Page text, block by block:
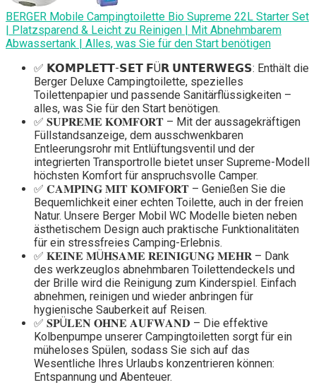
BERGER Mobile Campingtoilette Bio Supreme 22L Starter Set
| Platzsparend & Leicht zu Reinigen | Mit Abnehmbarem
Abwassertank | Alles, was Sie für den Start benötigen
✅ 𝗞𝗢𝗠𝗣𝗟𝗘𝗧𝗧-𝗦𝗘𝗧 𝗙Ü𝗥 𝗨𝗡𝗧𝗘𝗥𝗪𝗘𝗚𝗦: Enthält die
Berger Deluxe Campingtoilette, spezielles
Toilettenpapier und passende Sanitärflüssigkeiten –
alles, was Sie für den Start benötigen.
✅ 𝐒𝐔𝐏𝐑𝐄𝐌𝐄 𝐊𝐎𝐌𝐅𝐎𝐑𝐓 – Mit der aussagekräftigen
Füllstandsanzeige, dem ausschwenkbaren
Entleerungsrohr mit Entlüftungsventil und der
integrierten Transportrolle bietet unser Supreme-Modell
höchsten Komfort für anspruchsvolle Camper.
✅ 𝐂𝐀𝐌𝐏𝐈𝐍𝐆 𝐌𝐈𝐓 𝐊𝐎𝐌𝐅𝐎𝐑𝐓 – Genießen Sie die
Bequemlichkeit einer echten Toilette, auch in der freien
Natur. Unsere Berger Mobil WC Modelle bieten neben
ästhetischem Design auch praktische Funktionalitäten
für ein stressfreies Camping-Erlebnis.
✅ 𝐊𝐄𝐈𝐍𝐄 𝐌Ü𝐇𝐒𝐀𝐌𝐄 𝐑𝐄𝐈𝐍𝐈𝐆𝐔𝐍𝐆 𝐌𝐄𝐇𝐑 – Dank
des werkzeuglos abnehmbaren Toilettendeckels und
der Brille wird die Reinigung zum Kinderspiel. Einfach
abnehmen, reinigen und wieder anbringen für
hygienische Sauberkeit auf Reisen.
✅ 𝐒𝐏Ü𝐋𝐄𝐍 𝐎𝐇𝐍𝐄 𝐀𝐔𝐅𝐖𝐀𝐍𝐃 – Die effektive
Kolbenpumpe unserer Campingtoiletten sorgt für ein
müheloses Spülen, sodass Sie sich auf das
Wesentliche Ihres Urlaubs konzentrieren können:
Entspannung und Abenteuer.